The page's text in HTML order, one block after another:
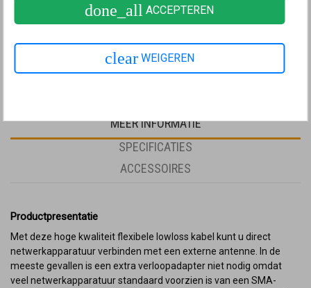
42,50
€ 35,12 excl. btw
MEER INFORMATIE
SPECIFICATIES
ACCESSOIRES
Productpresentatie
Met deze hoge kwaliteit flexibele lowloss kabel kunt u direct
netwerkapparatuur verbinden met een externe antenne. In de
meeste gevallen is een extra verloopadapter niet nodig omdat
veel netwerkapparatuur standaard voorzien is van een SMA-
done_all ACCEPTEREN
clear WEIGEREN